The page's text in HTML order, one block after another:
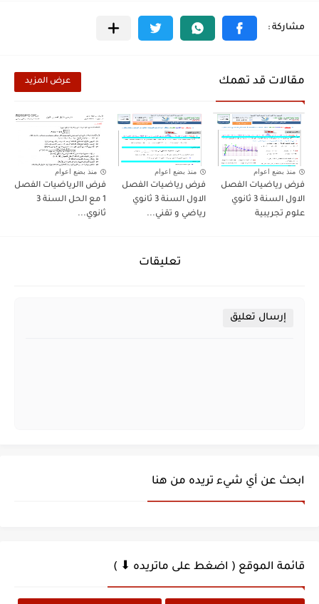
مقالات قد تهمك عرض المزيد
منذ بضع اعوام
فرض رياضيات الفصل
الاول السنة 3 ثانوي
علوم تجريبية
منذ بضع اعوام
فرض رياضيات الفصل
الاول السنة 3 ثانوي
رياضي و تقني...
منذ بضع اعوام
فرض االرياضيات الفصل
1 مع الحل السنة 3
ثانوي...
تعليقات
إرسال تعليق
ابحث عن أي شيء تريده من هنا
قائمة الموقع ( اضغط على ماتريده ⬇ )